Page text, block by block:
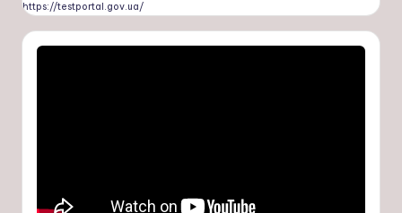
https://testportal.gov.ua/